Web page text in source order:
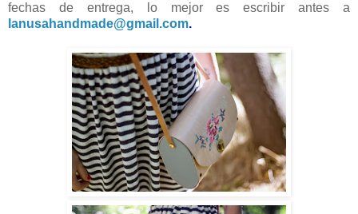
fechas de entrega, lo mejor es escribir antes a
lanusahandmade@gmail.com.